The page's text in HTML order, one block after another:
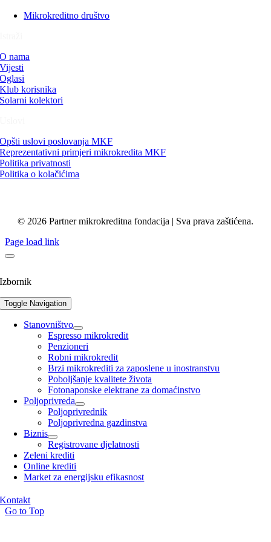
Mikrokreditno društvo
O nama
Vijesti
Oglasi
Klub korisnika
Solarni kolektori
Opšti uslovi poslovanja MKF
Reprezentativni primjeri mikrokredita MKF
Politika privatnosti
Politika o kolačićima
© 2026 Partner mikrokreditna fondacija | Sva prava zaštićena.
Page load link
Izbornik
Toggle Navigation
Stanovništvo
Espresso mikrokredit
Penzioneri
Robni mikrokredit
Brzi mikrokrediti za zaposlene u inostranstvu
Poboljšanje kvalitete života
Fotonaponske elektrane za domaćinstvo
Poljoprivreda
Poljoprivrednik
Poljoprivredna gazdinstva
Biznis
Registrovane djelatnosti
Zeleni krediti
Online krediti
Market za energijsku efikasnost
Kontakt
Go to Top